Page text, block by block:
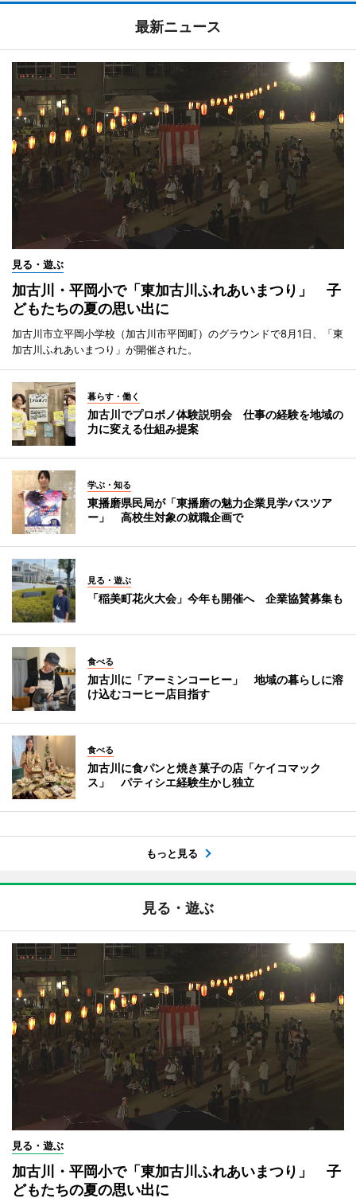
最新ニュース
見る・遊ぶ
加古川・平岡小で「東加古川ふれあいまつり」 子
どもたちの夏の思い出に
加古川市立平岡小学校（加古川市平岡町）のグラウンドで8月1日、「東
加古川ふれあいまつり」が開催された。
暮らす・働く
加古川でプロボノ体験説明会 仕事の経験を地域の
力に変える仕組み提案
学ぶ・知る
東播磨県民局が「東播磨の魅力企業見学バスツア
ー」 高校生対象の就職企画で
見る・遊ぶ
「稲美町花火大会」今年も開催へ 企業協賛募集も
食べる
加古川に「アーミンコーヒー」 地域の暮らしに溶
け込むコーヒー店目指す
食べる
加古川に食パンと焼き菓子の店「ケイコマック
ス」 パティシエ経験生かし独立
もっと見る
見る・遊ぶ
見る・遊ぶ
加古川・平岡小で「東加古川ふれあいまつり」 子
どもたちの夏の思い出に